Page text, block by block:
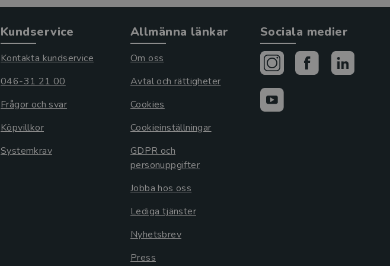
Kundservice
Kontakta kundservice
046-31 21 00
Frågor och svar
Köpvillkor
Systemkrav
Allmänna länkar
Om oss
Avtal och rättigheter
Cookies
Cookieinställningar
GDPR och
personuppgifter
Jobba hos oss
Lediga tjänster
Nyhetsbrev
Press
Sociala medier